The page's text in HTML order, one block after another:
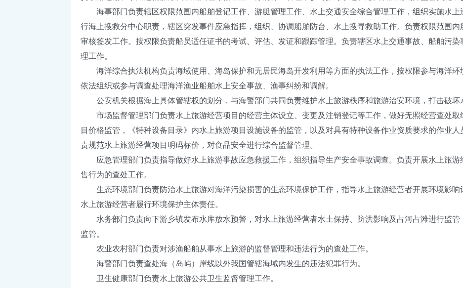
海事部门负责辖区权限范围内船舶登记工作、游艇管理工作、水上交通安全综合管理工作，组织实施水上
行海上搜救分中心职责，辖区突发事件应急指挥，组织、协调船舶防台、水上搜寻救助工作。负责权限范围
审核签发工作。按权限负责船员适任证书的考试、评估、发证和跟踪管理。负责辖区水上交通事故、船舶污
理工作。
海洋综合执法机构负责海域使用、海岛保护和无居民海岛开发利用等方面的执法工作，按权限参与海洋环
依法组织或参与调查处理海洋渔业船舶水上安全事故、渔事纠纷和调解。
公安机关根据海上具体管辖权的划分，与海警部门共同负责维护水上旅游秩序和旅游治安环境，打击破坏
市场监督管理部门负责水上旅游经营项目的经营主体设立、变更及注销登记等工作，做好无照经营查处取
目价格监管，《特种设备目录》内水上旅游项目设施设备的监管，以及对具有特种设备作业资质要求的作业
责规范水上旅游经营项目明码标价，对食品安全进行综合监督管理。
应急管理部门负责指导做好水上旅游事故应急救援工作，组织指导生产安全事故调查。负责开展水上旅游
售行为的查处工作。
生态环境部门负责防治水上旅游对海洋污染损害的生态环境保护工作，指导水上旅游经营者开展环境影响
水上旅游经营者履行环境保护主体责任。
水务部门负责向下游乡镇发布水库放水预警，对水上旅游经营者水土保持、防洪影响及占河占滩进行监管
监管。
农业农村部门负责对涉渔船舶从事水上旅游的监督管理和违法行为的查处工作。
海警部门负责查处海（岛屿）岸线以外我国管辖海域内发生的违法犯罪行为。
卫生健康部门负责水上旅游公共卫生监督管理工作。